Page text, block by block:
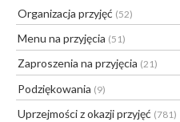
Organizacja przyjęć (52)
Menu na przyjęcia (51)
Zaproszenia na przyjęcia (21)
Podziękowania (9)
Uprzejmości z okazji przyjęć (781)